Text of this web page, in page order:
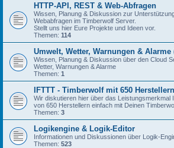
HTTP-API, REST & Web-Abfragen
Wissen, Planung & Diskussion zur
Webabfragen im Timberwolf Server.
Stellt uns hier Eure Projekte und Ideen vor.
Themen: 114
Umwelt, Wetter, Warnungen & Alarme
Wissen, Planung & Diskussion über den Cloud
Wetter, Warnungen & Alarme
Themen: 1
IFTTT - Timberwolf mit 650
Wir diskutieren hier über das Leistungsmerkmal
von 650 Herstellern einfach mit Deinen
Themen: 3
Logikengine & Logik-Editor
Informationen und Diskussionen über Logik-
Themen: 523